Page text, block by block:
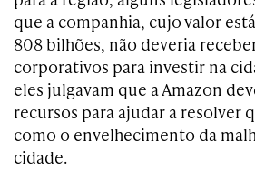
que a companhia, cujo valor
808 bilhões, não deveria
corporativos para investir na
eles julgavam que a Amazon
recursos para ajudar a resolver
como o envelhecimento da
cidade.